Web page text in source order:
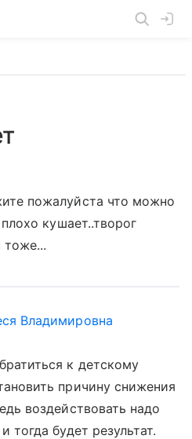
пожалуйста что можно
кушает..творог
тоже...
Владимировна
к детскому
причину снижения
воздействовать надо
тогда будет результат.